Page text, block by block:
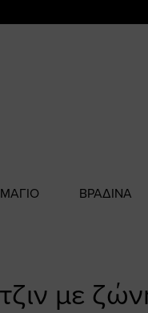
ΜΑΓΙΟ ΒΡΑΔΙΝΑ
με